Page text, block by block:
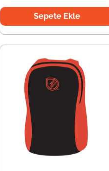
Sepete Ekle